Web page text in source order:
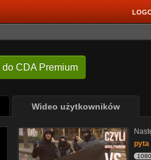
do CDA Premium
Wideo użytkowników
pyta